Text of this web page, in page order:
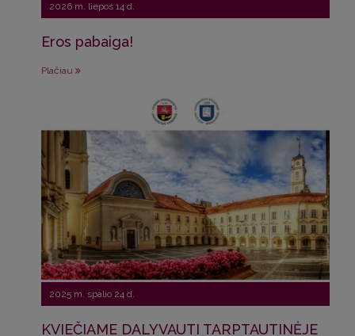
2026 m. liepos 14 d.
Eros pabaiga!
Plačiau
2025 m. spalio 24 d.
KVIEČIAME DALYVAUTI TARPTAUTINĖJE